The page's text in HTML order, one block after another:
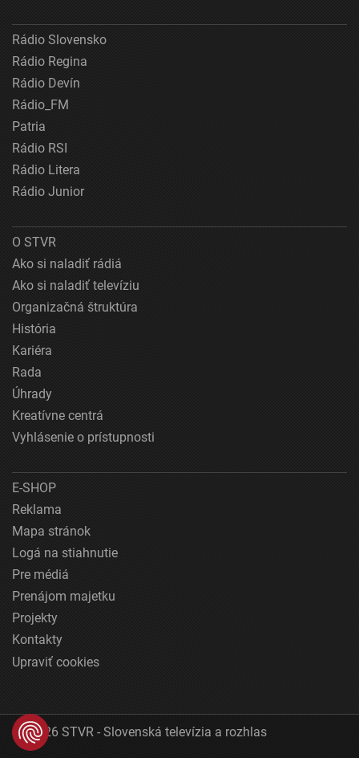
Rádio Slovensko
Rádio Regina
Rádio Devín
Rádio_FM
Patria
Rádio RSI
Rádio Litera
Rádio Junior
O STVR
Ako si naladiť rádiá
Ako si naladiť televíziu
Organizačná štruktúra
História
Kariéra
Rada
Úhrady
Kreatívne centrá
Vyhlásenie o prístupnosti
E-SHOP
Reklama
Mapa stránok
Logá na stiahnutie
Pre médiá
Prenájom majetku
Projekty
Kontakty
Upraviť cookies
© 2026 STVR - Slovenská televízia a rozhlas